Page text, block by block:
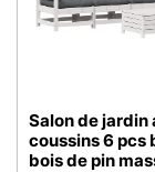
Salon de jardin
coussins 6 pcs
bois de pin